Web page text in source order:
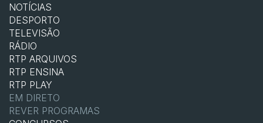
NOTÍCIAS
DESPORTO
TELEVISÃO
RÁDIO
RTP ARQUIVOS
RTP ENSINA
RTP PLAY
EM DIRETO
REVER PROGRAMAS